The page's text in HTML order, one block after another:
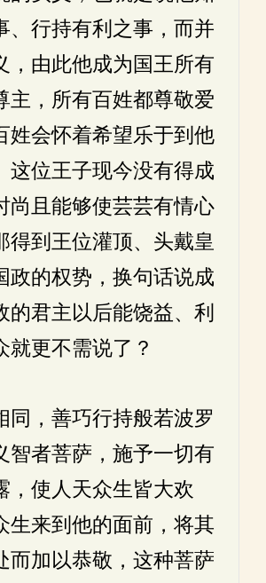
、行持有利之事，而并
，由此他成为国王所有
主，所有百姓都尊敬爱
姓会怀着希望乐于到他
这位王子现今没有得成
尚且能够使芸芸有情心
得到王位灌顶、头戴皇
政的权势，换句话说成
的君主以后能饶益、利
就更不需说了？
同，善巧行持般若波罗
智者菩萨，施予一切有
，使人天众生皆大欢
生来到他的面前，将其
而加以恭敬，这种菩萨